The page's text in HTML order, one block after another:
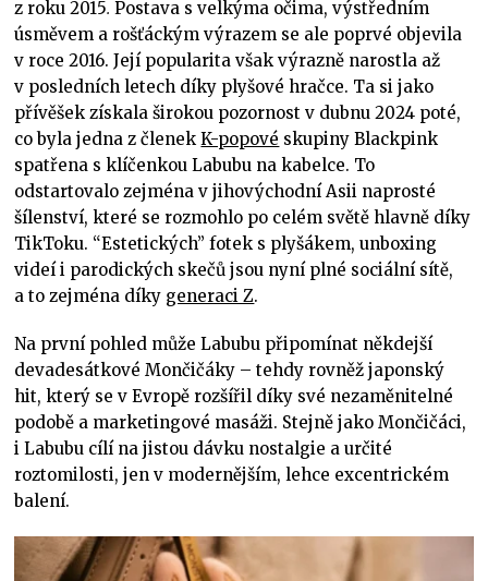
z roku 2015. Postava s velkýma očima, výstředním
úsměvem a rošťáckým výrazem se ale poprvé objevila
v roce 2016. Její popularita však výrazně narostla až
v posledních letech díky plyšové hračce. Ta si jako
přívěšek získala širokou pozornost v dubnu 2024 poté,
co byla jedna z členekK-popové skupiny Blackpink
spatřena s klíčenkou Labubu na kabelce. To
odstartovalo zejména v jihovýchodní Asii naprosté
šílenství, které se rozmohlo po celém světě hlavně díky
TikToku. “Estetických” fotek s plyšákem, unboxing
videí i parodických skečů jsou nyní plné sociální sítě,
a to zejména díky generaci Z.
Na první pohled může Labubu připomínat někdejší
devadesátkové Mončičáky – tehdy rovněž japonský
hit, který se v Evropě rozšířil díky své nezaměnitelné
podobě a marketingové masáži. Stejně jako Mončičáci,
i Labubu cílí na jistou dávku nostalgie a určité
roztomilosti, jen v modernějším, lehce excentrickém
balení.